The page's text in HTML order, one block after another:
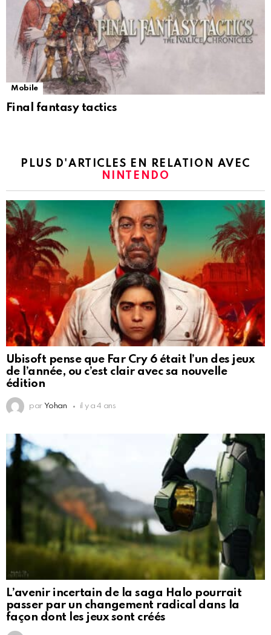
Mobile
Final fantasy tactics
PLUS D'ARTICLES EN RELATION AVEC
NINTENDO
Ubisoft pense que Far Cry 6 était l’un des jeux
de l’année, ou c’est clair avec sa nouvelle
édition
par Yohan il y a 4 ans
L’avenir incertain de la saga Halo pourrait
passer par un changement radical dans la
façon dont les jeux sont créés